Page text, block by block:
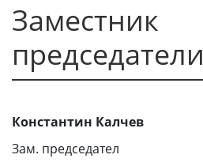
Заместник
председатели
Константин Калчев
Зам. председател